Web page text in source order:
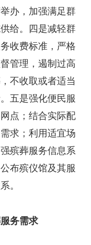
办，加强满足群
给。四是减轻群
收费标准，严格
管理，遏制过高
不收取或者适当
五是强化便民服
点；结合实际配
求；利用适宜场
殡葬服务信息系
布殡仪馆及其服
。
务需求